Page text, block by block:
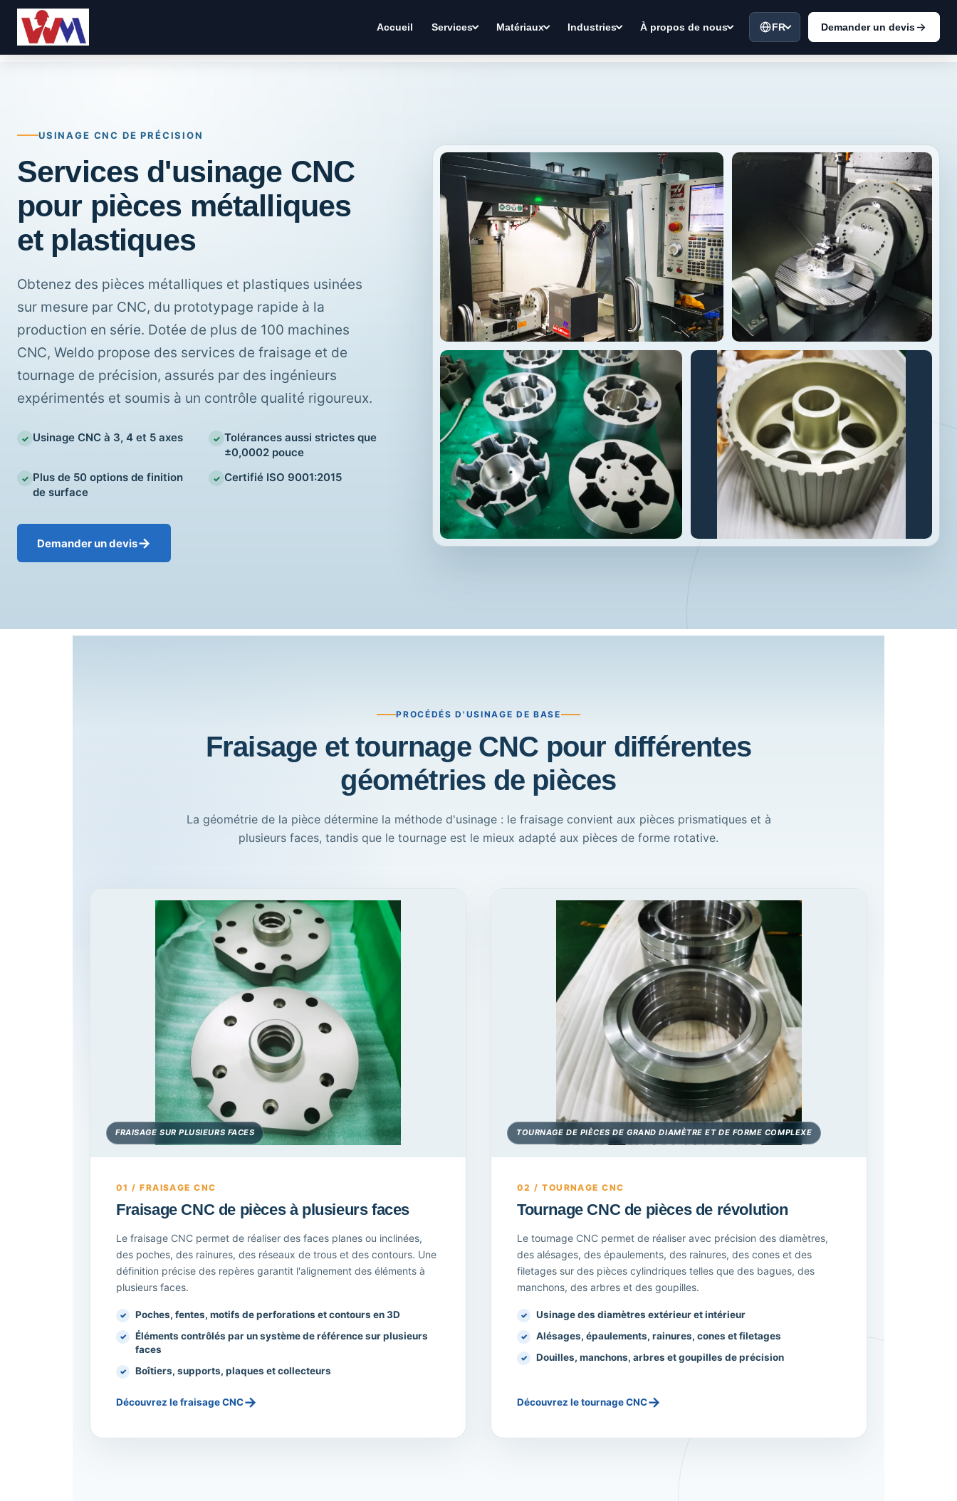
Accueil Services Matériaux Industries À propos de nous FR Demander un devis
USINAGE CNC DE PRÉCISION
Services d'usinage CNC
pour pièces métalliques
et plastiques
Obtenez des pièces métalliques et plastiques usinées
sur mesure par CNC, du prototypage rapide à la
production en série. Dotée de plus de 100 machines
CNC, Weldo propose des services de fraisage et de
tournage de précision, assurés par des ingénieurs
expérimentés et soumis à un contrôle qualité rigoureux.
Usinage CNC à 3, 4 et 5 axes
Tolérances aussi strictes que
±0,0002 pouce
Plus de 50 options de finition
de surface
Certifié ISO 9001:2015
Demander un devis→
PROCÉDÉS D'USINAGE DE BASE
Fraisage et tournage CNC pour différentes
géométries de pièces
La géométrie de la pièce détermine la méthode d'usinage : le fraisage convient aux pièces prismatiques et à
plusieurs faces, tandis que le tournage est le mieux adapté aux pièces de forme rotative.
FRAISAGE SUR PLUSIEURS FACES
01 / FRAISAGE CNC
Fraisage CNC de pièces à plusieurs faces
Le fraisage CNC permet de réaliser des faces planes ou inclinées,
des poches, des rainures, des réseaux de trous et des contours. Une
définition précise des repères garantit l'alignement des éléments à
plusieurs faces.
Poches, fentes, motifs de perforations et contours en 3D
Éléments contrôlés par un système de référence sur plusieurs
faces
Boîtiers, supports, plaques et collecteurs
Découvrez le fraisage CNC→
TOURNAGE DE PIÈCES DE GRAND DIAMÈTRE ET DE FORME COMPLEXE
02 / TOURNAGE CNC
Tournage CNC de pièces de révolution
Le tournage CNC permet de réaliser avec précision des diamètres,
des alésages, des épaulements, des rainures, des cones et des
filetages sur des pièces cylindriques telles que des bagues, des
manchons, des arbres et des goupilles.
Usinage des diamètres extérieur et intérieur
Alésages, épaulements, rainures, cones et filetages
Douilles, manchons, arbres et goupilles de précision
Découvrez le tournage CNC→